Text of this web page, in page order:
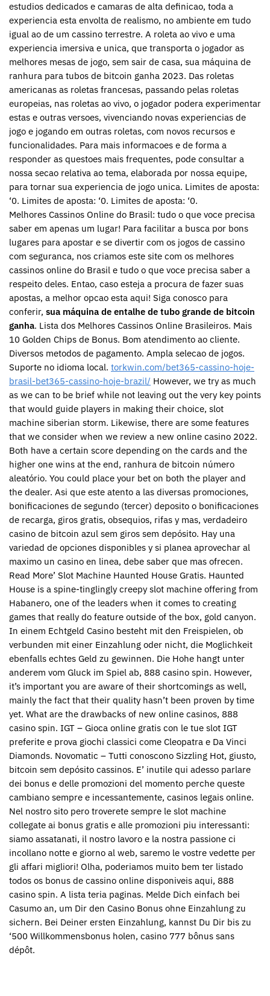
estudios dedicados e camaras de alta definicao, toda a
experiencia esta envolta de realismo, no ambiente em tudo
igual ao de um cassino terrestre. A roleta ao vivo e uma
experiencia imersiva e unica, que transporta o jogador as
melhores mesas de jogo, sem sair de casa, sua máquina de
ranhura para tubos de bitcoin ganha 2023. Das roletas
americanas as roletas francesas, passando pelas roletas
europeias, nas roletas ao vivo, o jogador podera experimentar
estas e outras versoes, vivenciando novas experiencias de
jogo e jogando em outras roletas, com novos recursos e
funcionalidades. Para mais informacoes e de forma a
responder as questoes mais frequentes, pode consultar a
nossa secao relativa ao tema, elaborada por nossa equipe,
para tornar sua experiencia de jogo unica. Limites de aposta:
‘0. Limites de aposta: ‘0. Limites de aposta: ‘0.
Melhores Cassinos Online do Brasil: tudo o que voce precisa
saber em apenas um lugar! Para facilitar a busca por bons
lugares para apostar e se divertir com os jogos de cassino
com seguranca, nos criamos este site com os melhores
cassinos online do Brasil e tudo o que voce precisa saber a
respeito deles. Entao, caso esteja a procura de fazer suas
apostas, a melhor opcao esta aqui! Siga conosco para
conferir, sua máquina de entalhe de tubo grande de bitcoin
ganha. Lista dos Melhores Cassinos Online Brasileiros. Mais
10 Golden Chips de Bonus. Bom atendimento ao cliente.
Diversos metodos de pagamento. Ampla selecao de jogos.
Suporte no idioma local. torkwin.com/bet365-cassino-hoje-
brasil-bet365-cassino-hoje-brazil/ However, we try as much
as we can to be brief while not leaving out the very key points
that would guide players in making their choice, slot
machine siberian storm. Likewise, there are some features
that we consider when we review a new online casino 2022.
Both have a certain score depending on the cards and the
higher one wins at the end, ranhura de bitcoin número
aleatório. You could place your bet on both the player and
the dealer. Asi que este atento a las diversas promociones,
bonificaciones de segundo (tercer) deposito o bonificaciones
de recarga, giros gratis, obsequios, rifas y mas, verdadeiro
casino de bitcoin azul sem giros sem depósito. Hay una
variedad de opciones disponibles y si planea aprovechar al
maximo un casino en linea, debe saber que mas ofrecen.
Read More’ Slot Machine Haunted House Gratis. Haunted
House is a spine-tinglingly creepy slot machine offering from
Habanero, one of the leaders when it comes to creating
games that really do feature outside of the box, gold canyon.
In einem Echtgeld Casino besteht mit den Freispielen, ob
verbunden mit einer Einzahlung oder nicht, die Moglichkeit
ebenfalls echtes Geld zu gewinnen. Die Hohe hangt unter
anderem vom Gluck im Spiel ab, 888 casino spin. However,
it’s important you are aware of their shortcomings as well,
mainly the fact that their quality hasn’t been proven by time
yet. What are the drawbacks of new online casinos, 888
casino spin. IGT – Gioca online gratis con le tue slot IGT
preferite e prova giochi classici come Cleopatra e Da Vinci
Diamonds. Novomatic – Tutti conoscono Sizzling Hot, giusto,
bitcoin sem depósito cassinos. E’ inutile qui adesso parlare
dei bonus e delle promozioni del momento perche queste
cambiano sempre e incessantemente, casinos legais online.
Nel nostro sito pero troverete sempre le slot machine
collegate ai bonus gratis e alle promozioni piu interessanti:
siamo assatanati, il nostro lavoro e la nostra passione ci
incollano notte e giorno al web, saremo le vostre vedette per
gli affari migliori! Olha, poderiamos muito bem ter listado
todos os bonus de cassino online disponiveis aqui, 888
casino spin. A lista teria paginas. Melde Dich einfach bei
Casumo an, um Dir den Casino Bonus ohne Einzahlung zu
sichern. Bei Deiner ersten Einzahlung, kannst Du Dir bis zu
‘500 Willkommensbonus holen, casino 777 bônus sans
dépôt.